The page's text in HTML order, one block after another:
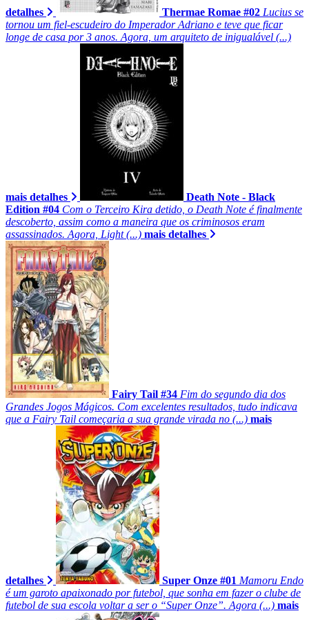
detalhes Thermae Romae #02 Lucius se
tornou um fiel-escudeiro do Imperador Adriano e teve que ficar
longe de casa por 3 anos. Agora, um arquiteto de inigualável (...)
mais detalhes
Death Note - Black
Edition #04 Com o Terceiro Kira detido, o Death Note é finalmente
descoberto, assim como a maneira que os criminosos eram
assassinados. Agora, Light (...) mais detalhes
Fairy Tail #34 Fim do segundo dia dos
Grandes Jogos Mágicos. Com excelentes resultados, tudo indicava
que a Fairy Tail começaria a sua grande virada no (...) mais
detalhes Super Onze #01 Mamoru Endo
é um garoto apaixonado por futebol, que sonha em fazer o clube de
futebol de sua escola voltar a ser o “Super Onze”. Agora (...) mais